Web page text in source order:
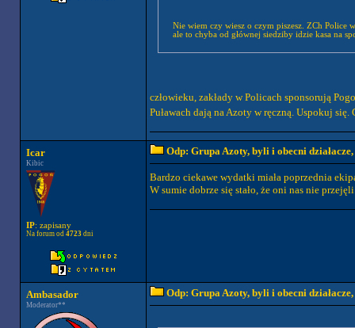
Nie wiem czy wiesz o czym piszesz. ZCh Police
ale to chyba od głównej siedziby idzie kasa na
człowieku, zakłady w Policach sponsorują
Puławach dają na Azoty w ręczną. Uspokuj
Icar
Kibic
IP: zapisany
Na forum od 4723dni
Odp: Grupa Azoty, byli i obecni działacze,
Bardzo ciekawe wydatki miała poprzednia
W sumie dobrze się stało, że oni nas nie
Ambasador
Moderator**
Odp: Grupa Azoty, byli i obecni działacze,